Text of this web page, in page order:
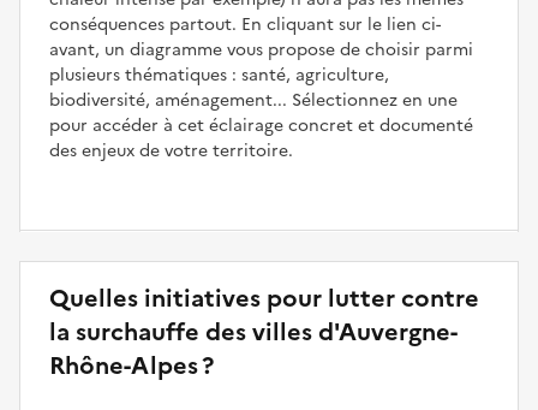
conséquences partout. En cliquant sur le lien ci-
avant, un diagramme vous propose de choisir parmi
plusieurs thématiques : santé, agriculture,
biodiversité, aménagement... Sélectionnez en une
pour accéder à cet éclairage concret et documenté
des enjeux de votre territoire.
Quelles initiatives pour lutter contre
la surchauffe des villes d'Auvergne-
Rhône-Alpes ?